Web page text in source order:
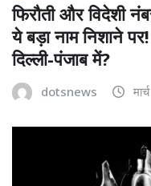
फिरौती और विदेशी
ये बड़ा नाम निशाने
दिल्ली-पंजाब में?
dotsnews